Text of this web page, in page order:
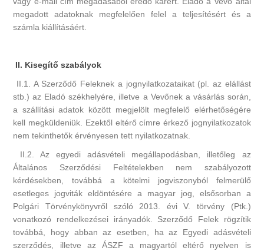
megadott adatoknak megfelelően felel a teljesítésért és a
számla kiállításáért.
II. Kisegítő szabályok
II.1. A Szerződő Feleknek a jognyilatkozataikat (pl. az elállást
stb.) az Eladó székhelyére, illetve a Vevőnek a vásárlás során,
a szállítási adatok között megjelölt megfelelő elérhetőségére
kell megküldeniük. Ezektől eltérő címre érkező jognyilatkozatok
nem tekinthetők érvényesen tett nyilatkozatnak.
II.2. Az egyedi adásvételi megállapodásban, illetőleg az
Általános Szerződési Feltételekben nem szabályozott
kérdésekben, továbbá a kötelmi jogviszonyból felmerülő
esetleges jogviták eldöntésére a magyar jog, elsősorban a
Polgári Törvénykönyvről szóló 2013. évi V. törvény (Ptk.)
vonatkozó rendelkezései irányadók. Szerződő Felek rögzítik
továbbá, hogy abban az esetben, ha az Egyedi adásvételi
szerződés, illetve az ÁSZF a magyartól eltérő nyelven is